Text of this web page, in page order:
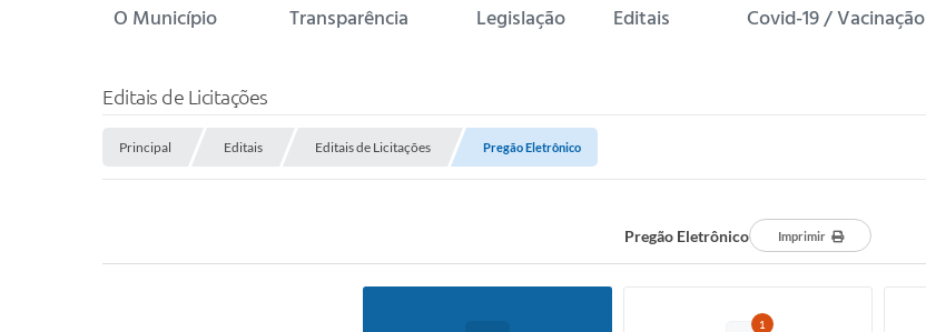
O Município Transparência Legislação Editais Covid-19 / Vacinação
Editais de Licitações
Principal Editais Editais de Licitações Pregão Eletrônico
Pregão Eletrônico Imprimir
1